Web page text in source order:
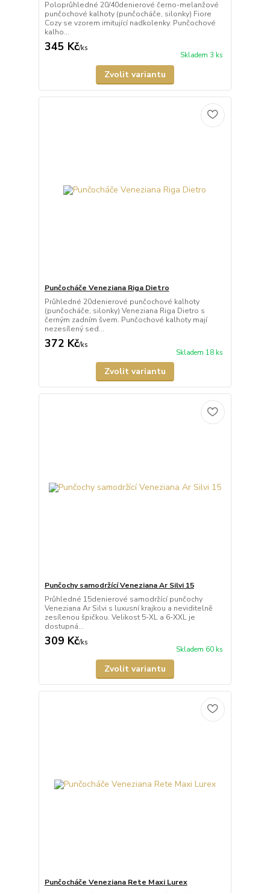
Poloprůhledné 20/40denierové černo-melanžové
punčochové kalhoty (punčocháče, silonky) Fiore
Cozy se vzorem imitující nadkolenky. Punčochové
kalho...
345 Kč/ks
Skladem 3 ks
Zvolit variantu
Punčocháče Veneziana Riga Dietro
Průhledné 20denierové punčochové kalhoty
(punčocháče, silonky) Veneziana Riga Dietro s
černým zadním švem. Punčochové kalhoty mají
nezesílený sed...
372 Kč/ks
Skladem 18 ks
Zvolit variantu
Punčochy samodržící Veneziana Ar Silvi 15
Průhledné 15denierové samodržící punčochy
Veneziana Ar Silvi s luxusní krajkou a neviditelně
zesílenou špičkou. Velikost 5-XL a 6-XXL je
dostupná...
309 Kč/ks
Skladem 60 ks
Zvolit variantu
Punčocháče Veneziana Rete Maxi Lurex